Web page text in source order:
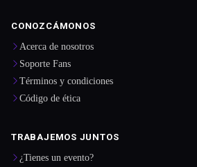
CONOZCÁMONOS
Acerca de nosotros
Soporte Fans
Términos y condiciones
Código de ética
TRABAJEMOS JUNTOS
¿Tienes un evento?